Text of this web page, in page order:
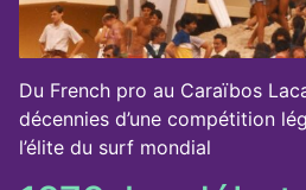
Du French pro au Caraïbos
décennies d’une compétition
l’élite du surf mondial